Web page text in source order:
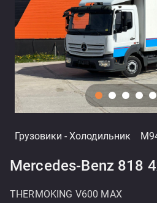
Грузовики - Холодильник
Mercedes-Benz 818
THERMOKING V600 MAX